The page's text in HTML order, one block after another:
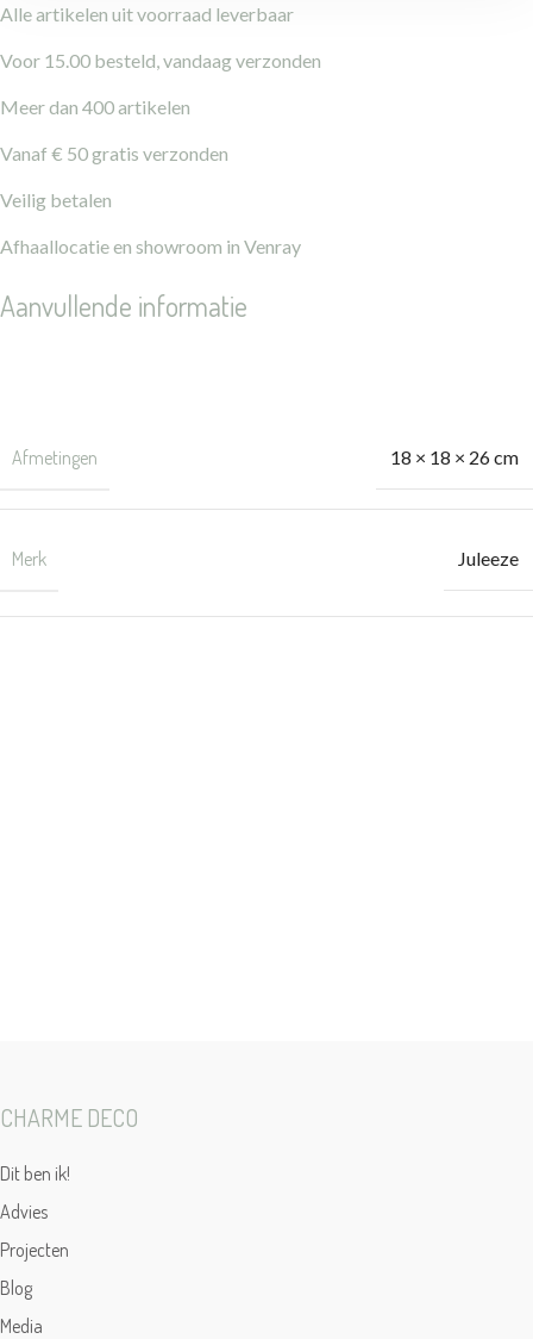
Alle artikelen uit voorraad leverbaar
Voor 15.00 besteld, vandaag verzonden
Meer dan 400 artikelen
Vanaf € 50 gratis verzonden
Veilig betalen
Afhaallocatie en showroom in Venray
Aanvullende informatie
Afmetingen 18 × 18 × 26 cm
Merk Juleeze
CHARME DECO
Dit ben ik!
Advies
Projecten
Blog
Media